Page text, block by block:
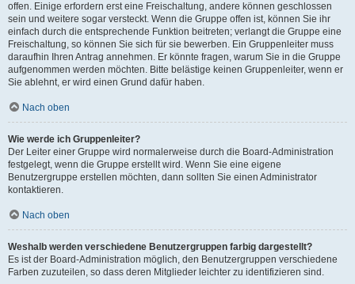
offen. Einige erfordern erst eine Freischaltung, andere können geschlossen
sein und weitere sogar versteckt. Wenn die Gruppe offen ist, können Sie ihr
einfach durch die entsprechende Funktion beitreten; verlangt die Gruppe eine
Freischaltung, so können Sie sich für sie bewerben. Ein Gruppenleiter muss
daraufhin Ihren Antrag annehmen. Er könnte fragen, warum Sie in die Gruppe
aufgenommen werden möchten. Bitte belästige keinen Gruppenleiter, wenn er
Sie ablehnt, er wird einen Grund dafür haben.
Nach oben
Wie werde ich Gruppenleiter?
Der Leiter einer Gruppe wird normalerweise durch die Board-Administration
festgelegt, wenn die Gruppe erstellt wird. Wenn Sie eine eigene
Benutzergruppe erstellen möchten, dann sollten Sie einen Administrator
kontaktieren.
Nach oben
Weshalb werden verschiedene Benutzergruppen farbig dargestellt?
Es ist der Board-Administration möglich, den Benutzergruppen verschiedene
Farben zuzuteilen, so dass deren Mitglieder leichter zu identifizieren sind.